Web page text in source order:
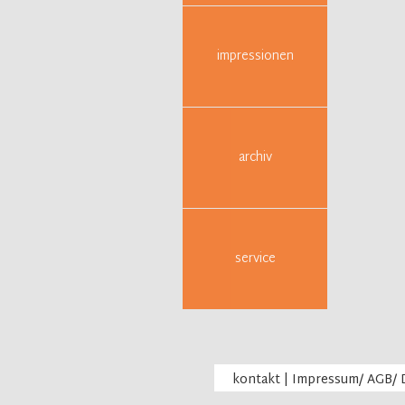
impressionen
archiv
service
kontakt | Impressum/